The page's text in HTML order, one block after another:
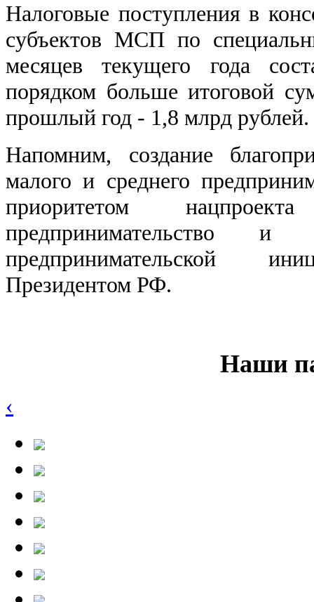
Налоговые поступления в
субъектов МСП по
месяцев текущего года
порядком больше итоговой
прошлый год - 1,8 млрд рублей.
Напомним, создание
малого и среднего
приоритетом
предпринимательство и
предпринимательской
Президентом РФ.
Наши
‹